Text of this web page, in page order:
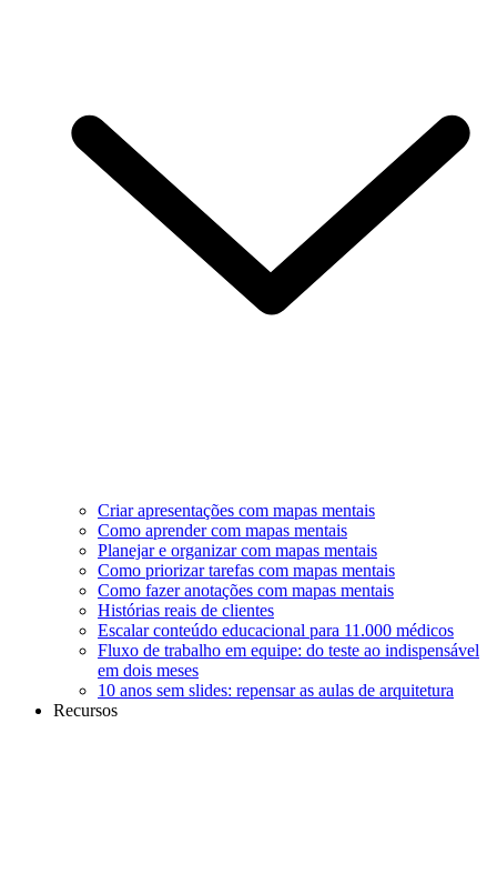
Criar apresentações com mapas mentais
Como aprender com mapas mentais
Planejar e organizar com mapas mentais
Como priorizar tarefas com mapas mentais
Como fazer anotações com mapas mentais
Histórias reais de clientes
Escalar conteúdo educacional para 11.000 médicos
Fluxo de trabalho em equipe: do teste ao indispensável
em dois meses
10 anos sem slides: repensar as aulas de arquitetura
Recursos